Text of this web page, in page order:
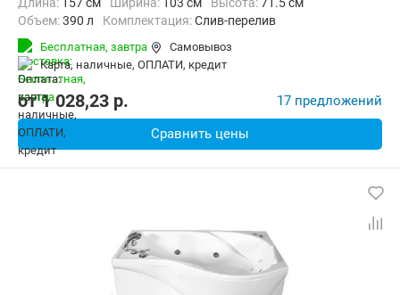
Объем:390 л Комплектация:Слив-перелив
Бесплатная, завтра
Самовывоз
карта, наличные, ОПЛАТИ, кредит
от1 028,23 p. 17 предложений
Сравнить цены